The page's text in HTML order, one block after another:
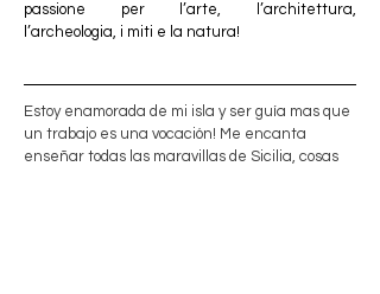
passione per l’arte, l’architettura,
l’archeologia, i miti e la natura!
Estoy enamorada de mi isla y ser guía mas que
un trabajo es una vocación! Me encanta
enseñar todas las maravillas de Sicilia, cosas